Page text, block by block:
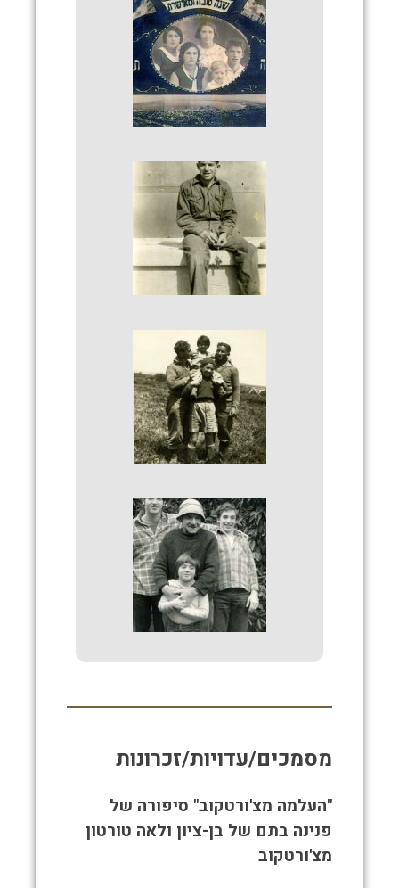
מסמכים/עדויות/זכרונות
"העלמה מצ'ורטקוב" סיפורה של
פנינה בתם של בן-ציון ולאה טורטון
מצ'ורטקוב